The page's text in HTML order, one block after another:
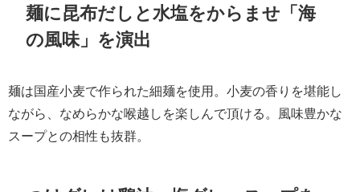
麺に昆布だしと水塩をからませ「海
の風味」を演出
麺は国産小麦で作られた細麺を使用。小麦の香りを堪能し
ながら、なめらかな喉越しを楽しんで頂ける。風味豊かな
スープとの相性も抜群。